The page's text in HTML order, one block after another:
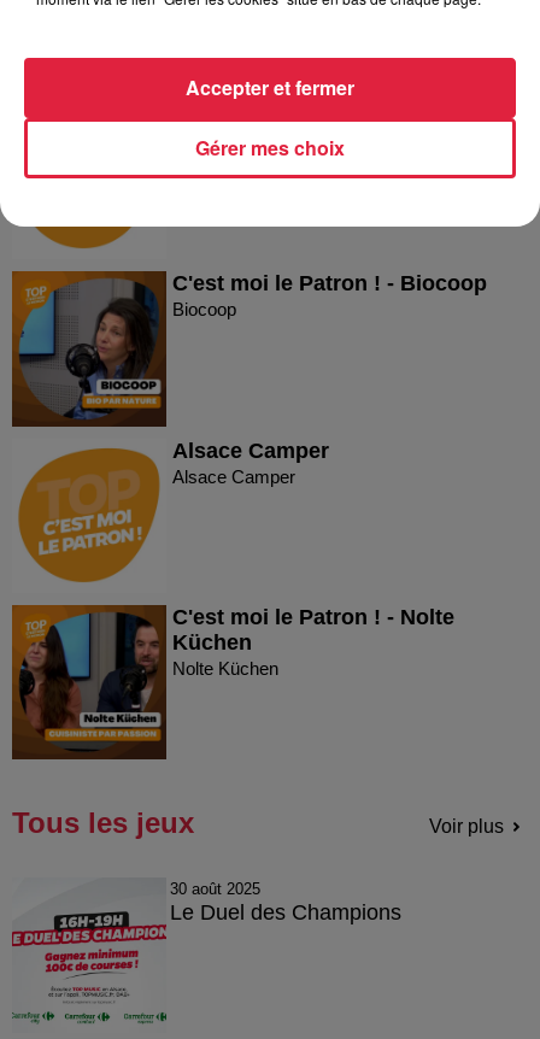
Plakar
Plakar
C'est moi le Patron ! - Biocoop
Biocoop
Alsace Camper
Alsace Camper
C'est moi le Patron ! - Nolte
Küchen
Nolte Küchen
Tous les jeux Voir plus
30 août 2025
Le Duel des Champions
Gérer mes choix
Accepter et fermer